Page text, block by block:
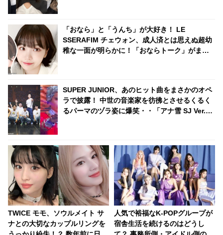
「おなら」と「うんち」が大好き！ LE
SSERAFIM チェウォン、成人済とは思えぬ超幼
稚な一面が明らかに！「おならトーク」がまさ
SUPER JUNIOR、あのヒット曲をまさかのオペ
ラで披露！ 中世の音楽家を彷彿とさせるくるく
るパーマのヅラ姿に爆笑・・「アナ雪 SJ Ver.」
TWICE モモ、ソウルメイト サ
ナとの大切なカップルリングを
人気で裕福なK-POPグループが
宿舎生活を続けるのはどうし